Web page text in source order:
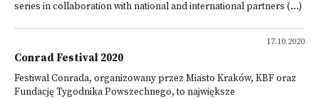
series in collaboration with national and international partners (...)
17.10.2020
Conrad Festival 2020
Festiwal Conrada, organizowany przez Miasto Kraków, KBF oraz
Fundację Tygodnika Powszechnego, to największe